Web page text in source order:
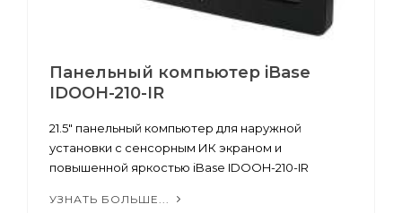
Панельный компьютер iBase
IDOOH-210-IR
21.5" панельный компьютер для наружной
установки с сенсорным ИК экраном и
повышенной яркостью iBase IDOOH-210-IR
УЗНАТЬ БОЛЬШЕ...